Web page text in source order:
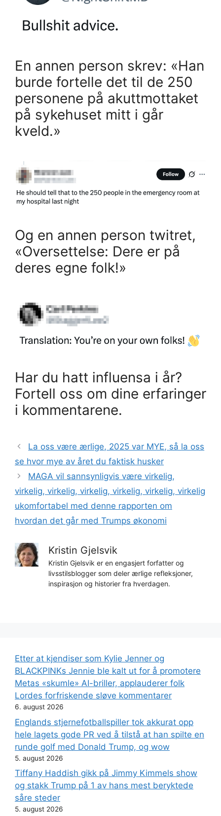
En annen person skrev: «Han
burde fortelle det til de 250
personene på akuttmottaket
på sykehuset mitt i går
kveld.»
Og en annen person twitret,
«Oversettelse: Dere er på
deres egne folk!»
Har du hatt influensa i år?
Fortell oss om dine erfaringer
i kommentarene.
La oss være ærlige, 2025 var MYE, så la oss
se hvor mye av året du faktisk husker
MAGA vil sannsynligvis være virkelig,
virkelig, virkelig, virkelig, virkelig, virkelig, virkelig
ukomfortabel med denne rapporten om
hvordan det går med Trumps økonomi
Kristin Gjelsvik
Kristin Gjelsvik er en engasjert forfatter og
livsstilsblogger som deler ærlige refleksjoner,
inspirasjon og historier fra hverdagen.
Etter at kjendiser som Kylie Jenner og
BLACKPINKs Jennie ble kalt ut for å promotere
Metas «skumle» AI-briller, applauderer folk
Lordes forfriskende sløve kommentarer
6. august 2026
Englands stjernefotballspiller tok akkurat opp
hele lagets gode PR ved å tilstå at han spilte en
runde golf med Donald Trump, og wow
5. august 2026
Tiffany Haddish gikk på Jimmy Kimmels show
og stakk Trump på 1 av hans mest beryktede
såre steder
5. august 2026